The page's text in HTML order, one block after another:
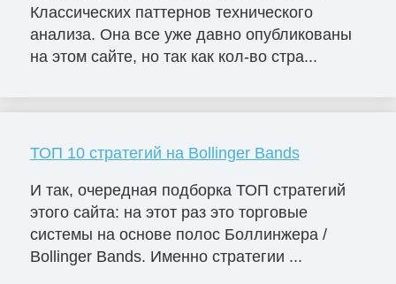
Классических паттернов технического
анализа. Она все уже давно опубликованы
на этом сайте, но так как кол-во стра...
ТОП 10 стратегий на Bollinger Bands
И так, очередная подборка ТОП стратегий
этого сайта: на этот раз это торговые
системы на основе полос Боллинжера /
Bollinger Bands. Именно стратегии ...